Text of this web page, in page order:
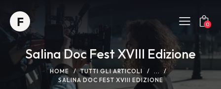
0
Salina Doc Fest XVIII Edizione
HOME TUTTI GLI ARTICOLI
...
SALINA DOC FEST XVIII EDIZIONE